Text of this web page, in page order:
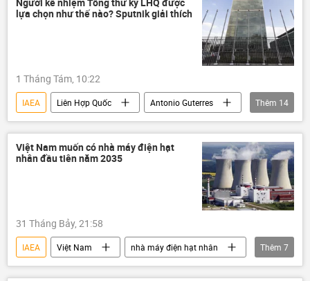
năng lượng
Pháp luật
lựa chọn như thế nào? Sputnik giải thích
1 Tháng Tám, 10:22
IAEA Liên Hợp Quốc
Antonio Guterres
Thế giới
Sputnik
Tổng thư ký Liên Hợp Quốc
Hội đồng Bảo an LHQ
Bồ Đào Nha
Senegal
Argentina
Ecuador
Quan điểm-Ý kiến
Thêm 14
Việt Nam muốn có nhà máy điện hạt
nhân đầu tiên năm 2035
31 Tháng Bảy, 21:58
IAEA Việt Nam
nhà máy điện hạt nhân
năng lượng
Quảng Ninh
Thêm 7